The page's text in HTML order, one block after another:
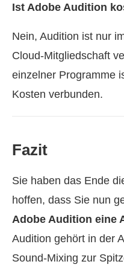
Ist Adobe Audition
Nein, Audition ist nur
Cloud-Mitgliedschaft
einzelner Programme
Kosten verbunden.
Fazit
Sie haben das Ende
hoffen, dass Sie nun
Adobe Audition eine
Audition gehört in der
Sound-Mixing zur